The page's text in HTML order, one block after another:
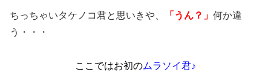
ちっちゃいタケノコ君と思いきや、 「うん？」 何か違
う・・・
ここではお初のムラソイ君♪